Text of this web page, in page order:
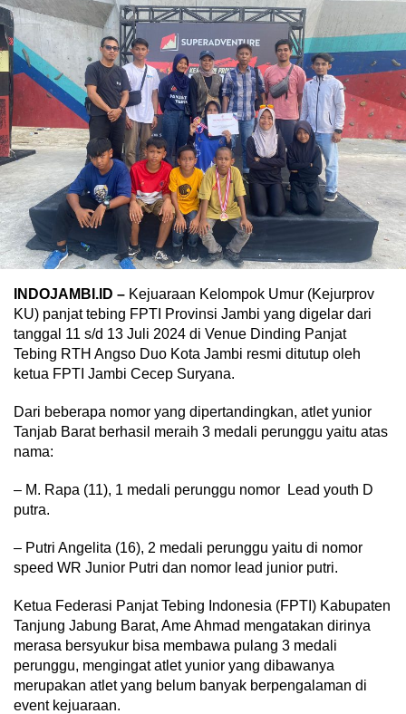
INDOJAMBI.ID – Kejuaraan Kelompok Umur (Kejurprov
KU) panjat tebing FPTI Provinsi Jambi yang digelar dari
tanggal 11 s/d 13 Juli 2024 di Venue Dinding Panjat
Tebing RTH Angso Duo Kota Jambi resmi ditutup oleh
ketua FPTI Jambi Cecep Suryana.
Dari beberapa nomor yang dipertandingkan, atlet yunior
Tanjab Barat berhasil meraih 3 medali perunggu yaitu atas
nama:
– M. Rapa (11), 1 medali perunggu nomor Lead youth D
putra.
– Putri Angelita (16), 2 medali perunggu yaitu di nomor
speed WR Junior Putri dan nomor lead junior putri.
Ketua Federasi Panjat Tebing Indonesia (FPTI) Kabupaten
Tanjung Jabung Barat, Ame Ahmad mengatakan dirinya
merasa bersyukur bisa membawa pulang 3 medali
perunggu, mengingat atlet yunior yang dibawanya
merupakan atlet yang belum banyak berpengalaman di
event kejuaraan.